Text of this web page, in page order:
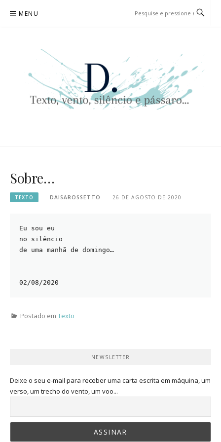
para MENU
Sobre…
TEXTO DAISAROSSETTO 26 DE AGOSTO DE 2020
Eu sou eu
no silêncio
de uma manhã de domingo…
02/08/2020
Postado em Texto
NEWSLETTER
Deixe o seu e-mail para receber uma carta escrita em máquina, um
verso, um trecho do vento, um voo...